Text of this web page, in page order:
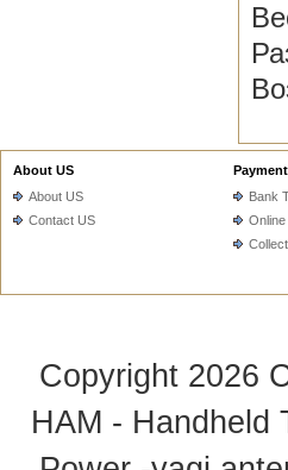
About US
About US
Contact US
Payment
Bank
Copyright 2026
HAM - Handheld